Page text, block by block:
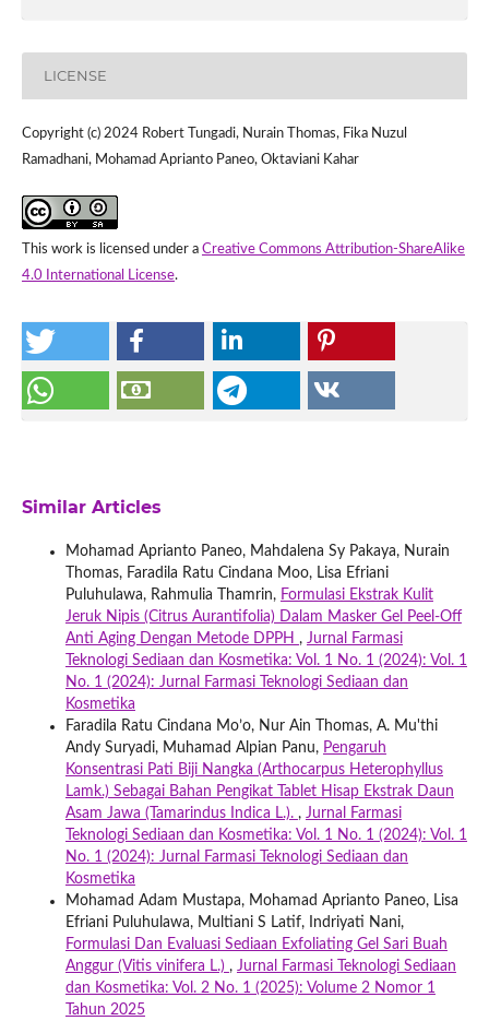
LICENSE
Copyright (c) 2024 Robert Tungadi, Nurain Thomas, Fika Nuzul
Ramadhani, Mohamad Aprianto Paneo, Oktaviani Kahar
This work is licensed under a Creative Commons Attribution-ShareAlike
4.0 International License.
Similar Articles
Mohamad Aprianto Paneo, Mahdalena Sy Pakaya, Nurain
Thomas, Faradila Ratu Cindana Moo, Lisa Efriani
Puluhulawa, Rahmulia Thamrin, Formulasi Ekstrak Kulit
Jeruk Nipis (Citrus Aurantifolia) Dalam Masker Gel Peel-Off
Anti Aging Dengan Metode DPPH , Jurnal Farmasi
Teknologi Sediaan dan Kosmetika: Vol. 1 No. 1 (2024): Vol. 1
No. 1 (2024): Jurnal Farmasi Teknologi Sediaan dan
Kosmetika
Faradila Ratu Cindana Mo’o, Nur Ain Thomas, A. Mu'thi
Andy Suryadi, Muhamad Alpian Panu, Pengaruh
Konsentrasi Pati Biji Nangka (Arthocarpus Heterophyllus
Lamk.) Sebagai Bahan Pengikat Tablet Hisap Ekstrak Daun
Asam Jawa (Tamarindus Indica L.). , Jurnal Farmasi
Teknologi Sediaan dan Kosmetika: Vol. 1 No. 1 (2024): Vol. 1
No. 1 (2024): Jurnal Farmasi Teknologi Sediaan dan
Kosmetika
Mohamad Adam Mustapa, Mohamad Aprianto Paneo, Lisa
Efriani Puluhulawa, Multiani S Latif, Indriyati Nani,
Formulasi Dan Evaluasi Sediaan Exfoliating Gel Sari Buah
Anggur (Vitis vinifera L.) , Jurnal Farmasi Teknologi Sediaan
dan Kosmetika: Vol. 2 No. 1 (2025): Volume 2 Nomor 1
Tahun 2025